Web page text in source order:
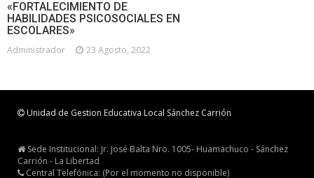
«FORTALECIMIENTO DE
HABILIDADES PSICOSOCIALES EN
ESCOLARES»
Administrador 23 Agosto, 2022
Unidad de Gestion Educativa Local Sánchez Carrión
Sede Institucional: Jr. José Balta Nro. 1005- Huamachuco - Sánchez
Carrión - La Libertad
Central Telefónica: (Por el momento no disponible)